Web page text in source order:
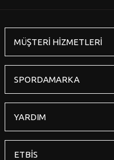
MÜŞTERİ HİZMETLERİ
SPORDAMARKA
YARDIM
ETBİS